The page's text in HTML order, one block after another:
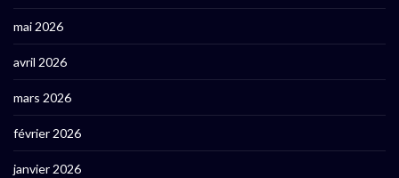
mai 2026
avril 2026
mars 2026
février 2026
janvier 2026